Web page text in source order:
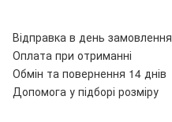
Відправка в день замовлення
Оплата при отриманні
Обмін та повернення 14 днів
Допомога у підборі розміру